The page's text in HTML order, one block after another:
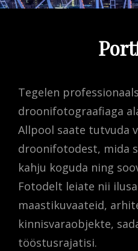
Tegelen
droonifotograafiaga
Allpool saate tutvuda
droonifotodest, mida
kahju koguda ning
Fotodelt leiate nii
maastikuvaateid,
kinnisvaraobjekte,
tööstusrajatisi.